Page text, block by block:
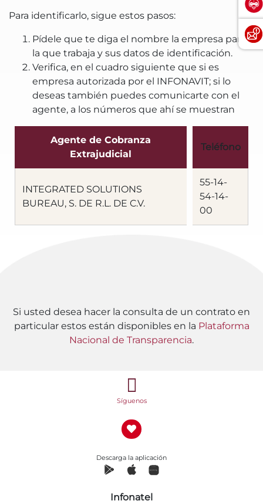
Para identificarlo, sigue estos pasos:
Pídele que te diga el nombre la empresa para
la que trabaja y sus datos de identificación.
Verifica, en el cuadro siguiente que si es
empresa autorizada por el INFONAVIT; si lo
deseas también puedes comunicarte con el
agente, a los números que ahí se muestran
Agente de Cobranza
Extrajudicial
Teléfono
INTEGRATED SOLUTIONS
BUREAU, S. DE R.L. DE C.V.
55-14-
54-14-
00
Si usted desea hacer la consulta de un contrato en
particular estos están disponibles en la Plataforma
Nacional de Transparencia.
Síguenos
Descarga la aplicación
Infonatel